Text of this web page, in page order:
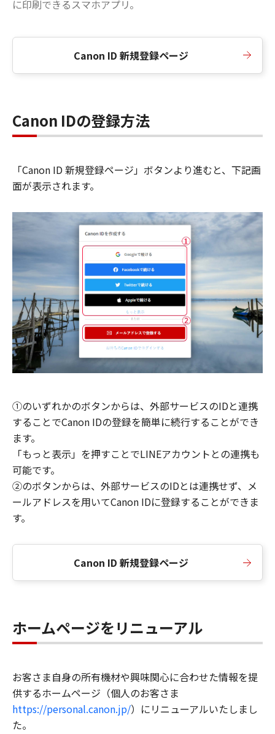
に印刷できるスマホアプリ。
Canon ID 新規登録ページ
Canon IDの登録方法
「Canon ID 新規登録ページ」ボタンより進むと、下記画
面が表示されます。
①のいずれかのボタンからは、外部サービスのIDと連携
することでCanon IDの登録を簡単に続行することができ
ます。
「もっと表示」を押すことでLINEアカウントとの連携も
可能です。
②のボタンからは、外部サービスのIDとは連携せず、メ
ールアドレスを用いてCanon IDに登録することができま
す。
Canon ID 新規登録ページ
ホームページをリニューアル
お客さま自身の所有機材や興味関心に合わせた情報を提
供するホームページ（個人のお客さま
https://personal.canon.jp/）にリニューアルいたしまし
た。